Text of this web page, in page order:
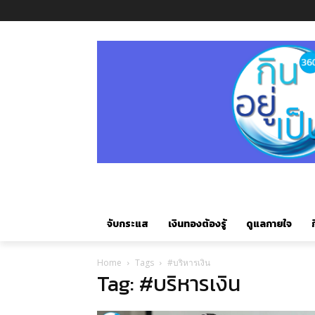
จับกระแส เงินทองต้องรู้ ดูแลกายใจ
Home Tags #บริหารเงิน
Tag: #บริหารเงิน